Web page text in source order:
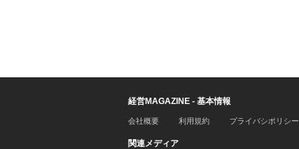
経営MAGAZINE - 基本情報
会社概要 利用規約 プライバシポリシー
関連メディア